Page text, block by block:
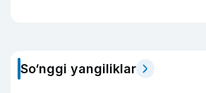
So‘nggi yangiliklar